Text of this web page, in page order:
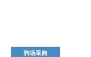
驹场采购